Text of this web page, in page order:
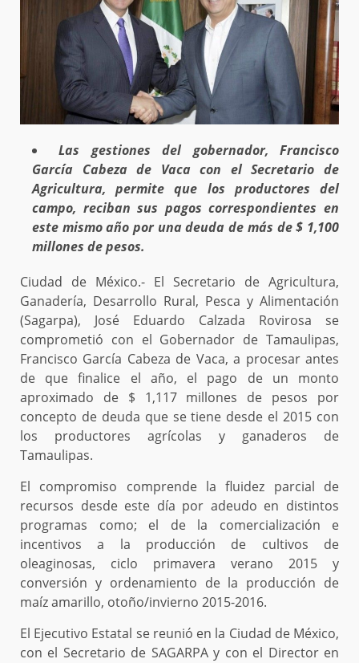
Las gestiones del gobernador, Francisco
García Cabeza de Vaca con el Secretario de
Agricultura, permite que los productores del
campo, reciban sus pagos correspondientes en
este mismo año por una deuda de más de $ 1,100
millones de pesos.
Ciudad de México.- El Secretario de Agricultura,
Ganadería, Desarrollo Rural, Pesca y Alimentación
(Sagarpa), José Eduardo Calzada Rovirosa se
comprometió con el Gobernador de Tamaulipas,
Francisco García Cabeza de Vaca, a procesar antes
de que finalice el año, el pago de un monto
aproximado de $ 1,117 millones de pesos por
concepto de deuda que se tiene desde el 2015 con
los productores agrícolas y ganaderos de
Tamaulipas.
El compromiso comprende la fluidez parcial de
recursos desde este día por adeudo en distintos
programas como; el de la comercialización e
incentivos a la producción de cultivos de
oleaginosas, ciclo primavera verano 2015 y
conversión y ordenamiento de la producción de
maíz amarillo, otoño/invierno 2015-2016.
El Ejecutivo Estatal se reunió en la Ciudad de México,
con el Secretario de SAGARPA y con el Director en